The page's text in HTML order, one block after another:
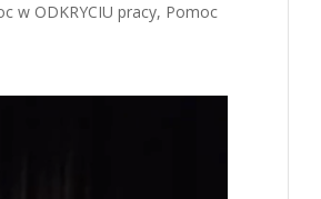
w ODKRYCIU pracy, Pomoc